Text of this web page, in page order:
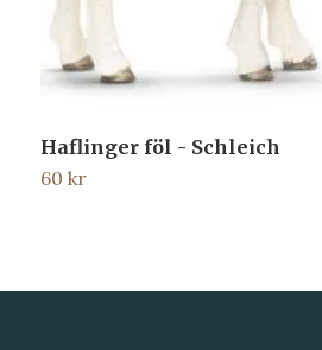
Haflinger föl - Schleich
60 kr